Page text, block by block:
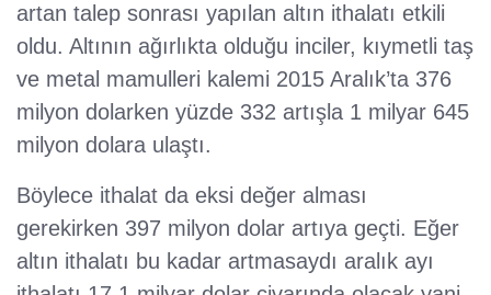
artan talep sonrası yapılan altın ithalatı etkili
oldu. Altının ağırlıkta olduğu inciler, kıymetli taş
ve metal mamulleri kalemi 2015 Aralık’ta 376
milyon dolarken yüzde 332 artışla 1 milyar 645
milyon dolara ulaştı.
Böylece ithalat da eksi değer alması
gerekirken 397 milyon dolar artıya geçti. Eğer
altın ithalatı bu kadar artmasaydı aralık ayı